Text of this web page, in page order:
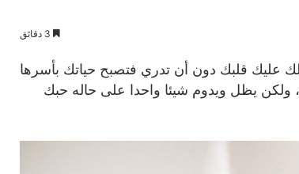
عليك قلبك دون أن تدري فتصبح حياتك بأسرها
ولكن يظل ويدوم شيئا واحدا على حاله حبك